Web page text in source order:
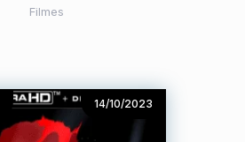
Filmes
14/10/2023